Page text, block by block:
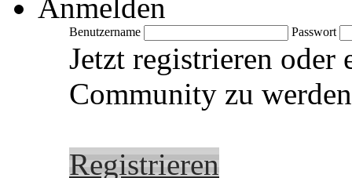
Anmelden
Benutzername Passwort
Jetzt registrieren
Community zu
Registrieren